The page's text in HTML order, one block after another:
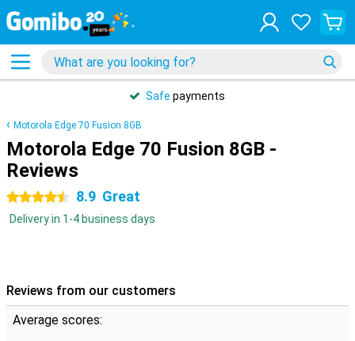
Safe payments
Motorola Edge 70 Fusion 8GB
Motorola Edge 70 Fusion 8GB -
Reviews
4.5 stars 8.9 Great
Delivery in 1-4 business days
Reviews from our customers
Average scores: